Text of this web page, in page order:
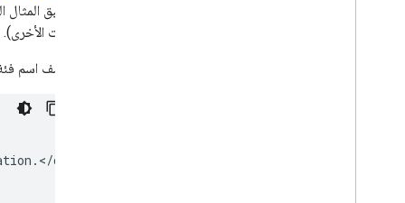
أدناه. ينطبق
والصفحات الأخرى).
أضِف اسم
. </div